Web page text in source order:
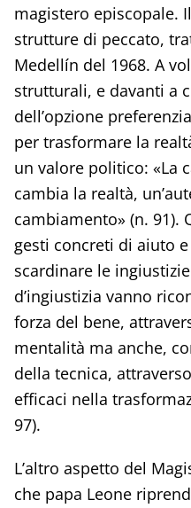
magistero episcopale.
strutture di peccato,
Medellín del 1968. A
strutturali, e davanti a
dell’opzione
per trasformare la
un valore politico: «La
cambia la realtà,
cambiamento» (n. 91).
gesti concreti di aiuto
scardinare le
d’ingiustizia vanno
forza del bene,
mentalità ma anche,
della tecnica,
efficaci nella
97).
L’altro aspetto del
che papa Leone